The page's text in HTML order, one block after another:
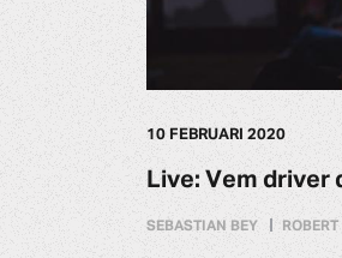
10 FEBRUARI 2020
Live: Vem driver
SEBASTIAN BEY